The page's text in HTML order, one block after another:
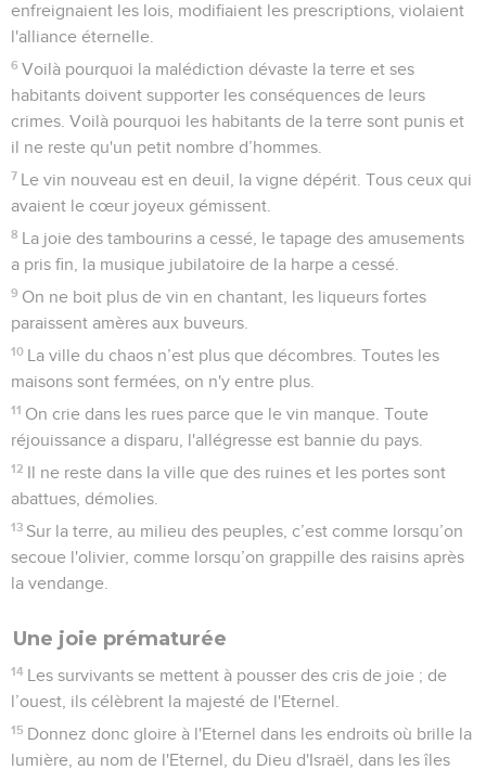
enfreignaient les lois, modifiaient les prescriptions, violaient
l'alliance éternelle.
6 Voilà pourquoi la malédiction dévaste la terre et ses
habitants doivent supporter les conséquences de leurs
crimes. Voilà pourquoi les habitants de la terre sont punis et
il ne reste qu'un petit nombre d’hommes.
7 Le vin nouveau est en deuil, la vigne dépérit. Tous ceux qui
avaient le cœur joyeux gémissent.
8 La joie des tambourins a cessé, le tapage des amusements
a pris fin, la musique jubilatoire de la harpe a cessé.
9 On ne boit plus de vin en chantant, les liqueurs fortes
paraissent amères aux buveurs.
10 La ville du chaos n’est plus que décombres. Toutes les
maisons sont fermées, on n'y entre plus.
11 On crie dans les rues parce que le vin manque. Toute
réjouissance a disparu, l'allégresse est bannie du pays.
12 Il ne reste dans la ville que des ruines et les portes sont
abattues, démolies.
13 Sur la terre, au milieu des peuples, c’est comme lorsqu’on
secoue l'olivier, comme lorsqu’on grappille des raisins après
la vendange.
Une joie prématurée
14 Les survivants se mettent à pousser des cris de joie ; de
l’ouest, ils célèbrent la majesté de l'Eternel.
15 Donnez donc gloire à l'Eternel dans les endroits où brille la
lumière, au nom de l'Eternel, du Dieu d'Israël, dans les îles